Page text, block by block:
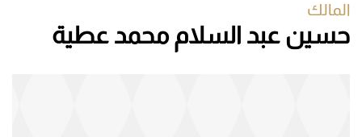
المالك
حسين عبد السلام محمد عطية